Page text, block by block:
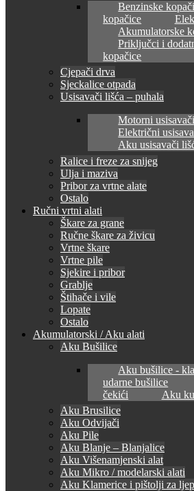
Benzinske
kopačice
Akumulatorske
Priključci i
kopačice
Cjepači drva
Sjeckalice otpada
Usisavači lišća – puhala
Motorni
Električni
Aku usisavači
Ralice i freze za snijeg
Ulja i maziva
Pribor za vrtne alate
Ostalo
Ručni vrtni alati
Škare za grane
Ručne škare za živicu
Vrtne škare
Vrtne pile
Sjekire i pribor
Grablje
Štihače i vile
Lopate
Ostalo
Akumulatorski / Aku alati
Aku Bušilice
Aku bušilice -
udarne bušilice
čekići
Aku
Aku Brusilice
Aku Odvijači
Aku Pile
Aku Blanje – Blanjalice
Aku Višenamjenski alat
Aku Mikro / modelarski alati
Aku Klamerice i pištolji za